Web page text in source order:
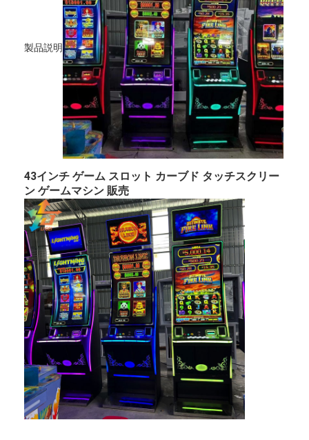
製品説明
43インチ ゲーム スロット カーブド タッチスクリー
ン ゲームマシン 販売